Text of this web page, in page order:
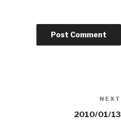
NEXT
2010/01/13